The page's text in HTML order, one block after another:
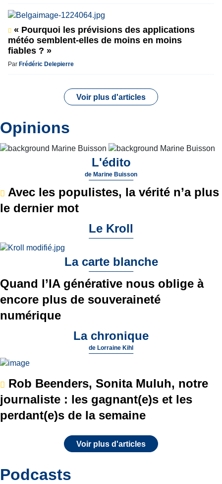
« Pourquoi les prévisions des applications
météo semblent-elles de moins en moins
fiables ? »
Par Frédéric Delepierre
Voir plus d'articles
Opinions
L'édito
de Marine Buisson
Avec les populistes, la vérité n’a plus
le dernier mot
Le Kroll
La carte blanche
Quand l’IA générative nous oblige à
encore plus de souveraineté
numérique
La chronique
de Lorraine Kihl
Rob Beenders, Sonita Muluh, notre
journaliste : les gagnant(e)s et les
perdant(e)s de la semaine
Voir plus d'articles
Podcasts